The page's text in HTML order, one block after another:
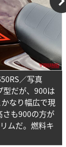
／写真
型だが、900は
なり幅広で現
も900の方が
ムだ。燃料キ